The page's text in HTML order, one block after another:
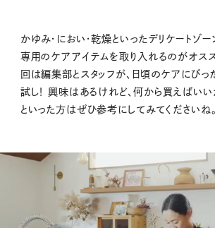
かゆみ・におい・乾燥といったデリケートゾー
専用のケアアイテムを取り入れるのがオスス
回は編集部とスタッフが、日頃のケアにぴっ
試し！ 興味はあるけれど、何から買えばい
といった方はぜひ参考にしてみてくださいね。